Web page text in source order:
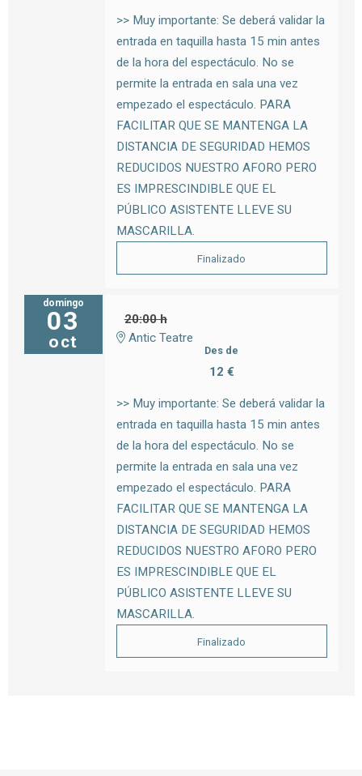
>> Muy importante: Se deberá validar la
entrada en taquilla hasta 15 min antes
de la hora del espectáculo. No se
permite la entrada en sala una vez
empezado el espectáculo. PARA
FACILITAR QUE SE MANTENGA LA
DISTANCIA DE SEGURIDAD HEMOS
REDUCIDOS NUESTRO AFORO PERO
ES IMPRESCINDIBLE QUE EL
PÚBLICO ASISTENTE LLEVE SU
MASCARILLA.
Finalizado
domingo
03
oct
20:00 h
Antic Teatre
Des de
12 €
>> Muy importante: Se deberá validar la
entrada en taquilla hasta 15 min antes
de la hora del espectáculo. No se
permite la entrada en sala una vez
empezado el espectáculo. PARA
FACILITAR QUE SE MANTENGA LA
DISTANCIA DE SEGURIDAD HEMOS
REDUCIDOS NUESTRO AFORO PERO
ES IMPRESCINDIBLE QUE EL
PÚBLICO ASISTENTE LLEVE SU
MASCARILLA.
Finalizado